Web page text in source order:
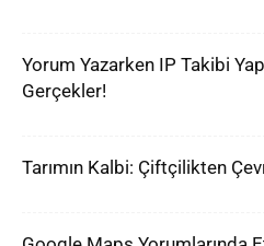
Yorum Yazarken IP Takibi
Gerçekler!
Tarımın Kalbi: Çiftçilikten